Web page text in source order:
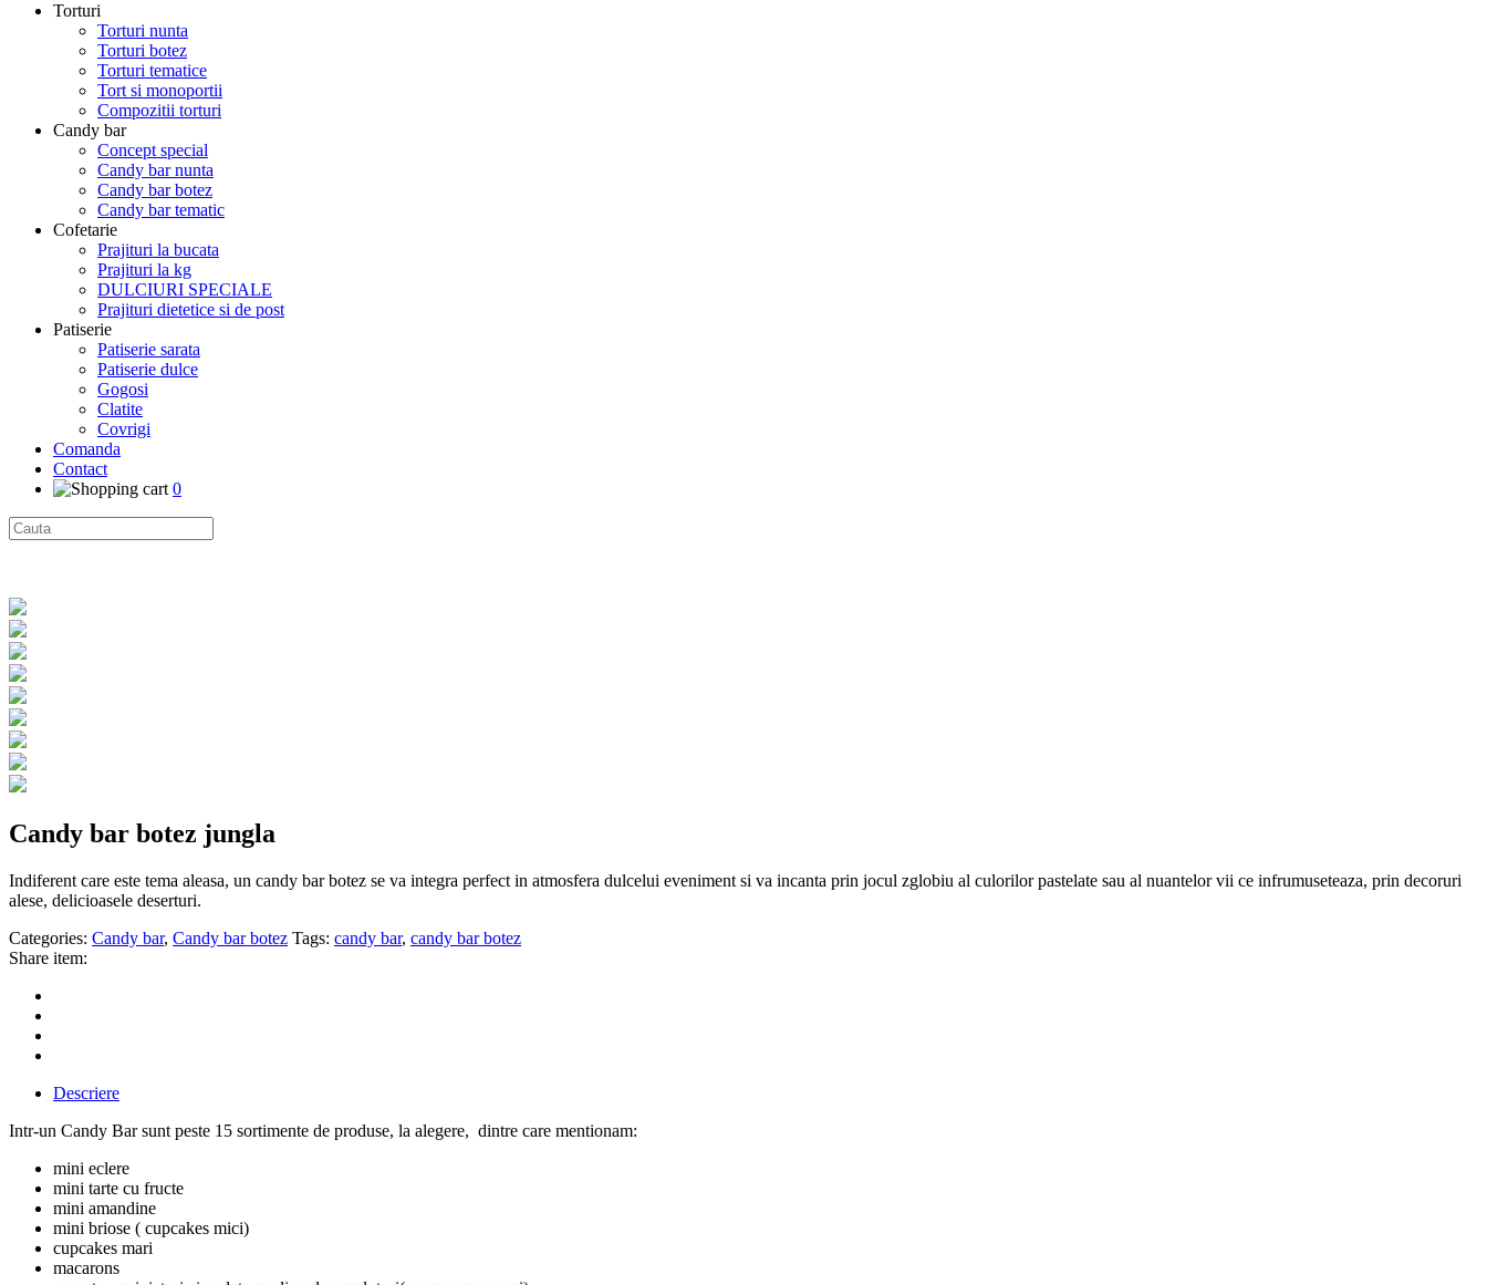
Torturi
Torturi nunta
Torturi botez
Torturi tematice
Tort si monoportii
Compozitii torturi
Candy bar
Concept special
Candy bar nunta
Candy bar botez
Candy bar tematic
Cofetarie
Prajituri la bucata
Prajituri la kg
DULCIURI SPECIALE
Prajituri dietetice si de post
Patiserie
Patiserie sarata
Patiserie dulce
Gogosi
Clatite
Covrigi
Comanda
Contact
0
Candy bar botez jungla
Indiferent care este tema aleasa, un candy bar botez se va integra perfect in atmosfera dulcelui eveniment si va incanta prin jocul zglobiu al culorilor pastelate sau al nuantelor vii ce infrumuseteaza, prin decoruri
alese, delicioasele deserturi.
Categories: Candy bar, Candy bar botez Tags: candy bar, candy bar botez
Share item:
Descriere
Intr-un Candy Bar sunt peste 15 sortimente de produse, la alegere, dintre care mentionam:
mini eclere
mini tarte cu fructe
mini amandine
mini briose ( cupcakes mici)
cupcakes mari
macarons